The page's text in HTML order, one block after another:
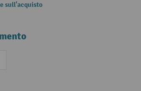
sull'acquisto
anticipato